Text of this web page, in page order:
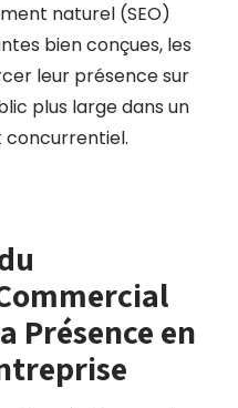
naturel (SEO)
bien conçues, les
leur présence sur
plus large dans un
Présence en